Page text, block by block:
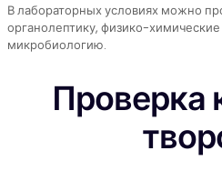
В лабораторных условиях можно
органолептику, физико-химические
микробиологию.
Проверка